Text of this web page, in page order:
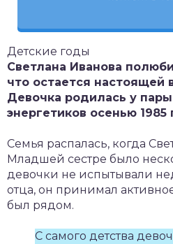
Детские годы
Светлана Иванова
что остается настоящей
Девочка родилась у
энергетиков осенью 1985
Семья распалась, когда
Младшей сестре было
девочки не испытывали
отца, он принимал
был рядом.
С самого детства